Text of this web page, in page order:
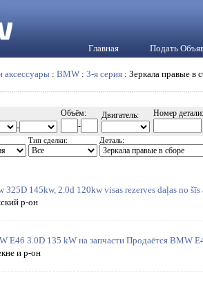
Главная Подать
аксессуары : BMW : 3-я серия : Зеркала правые в
-
Объём:
-
Двигатель: Номер детали:
Тип сделки: Деталь:
325D 145kw, 2.0d 120kw visas rezerves daļas no šīs
р-он
E46 3.0D 135 kW на запчасти Продаётся BMW
и р-он